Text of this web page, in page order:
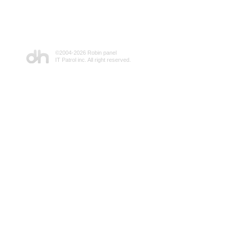
©2004-2026 Robin panel
IT Patrol inc. All right reserved.